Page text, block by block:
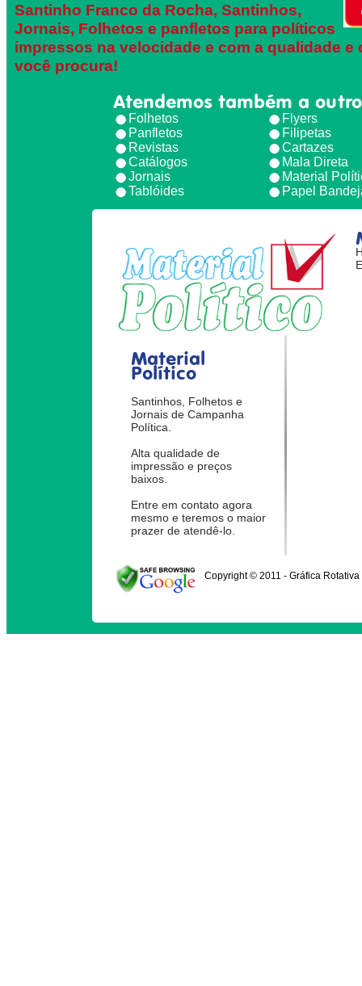
Santinho Franco da Rocha, Santinhos,
Jornais, Folhetos e panfletos para políticos
impressos na velocidade e com a qualidade e
você procura!
Atendemos também a
Folhetos
Panfletos
Revistas
Catálogos
Jornais
Tablóides
Flyers
Filipetas
Cartazes
Mala Direta
Material
Papel
Material
Político
Santinhos, Folhetos e
Jornais de Campanha
Política.
Alta qualidade de
impressão e preços
baixos.
Entre em contato agora
mesmo e teremos o maior
prazer de atendê-lo.
Copyright © 2011 - Gráfica